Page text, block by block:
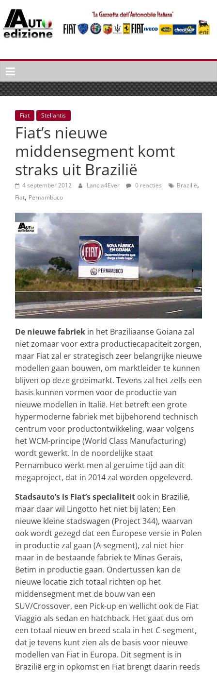
naar
inhoud
Auto
Edizione
La
Gazetta
dell'Automobile
Italiana
autonieuws
lifestyle
Fiat Stellantis
Fiat’s nieuwe
middensegment komt
straks uit Brazilië
4 september 2012 Lancia4Ever 0 reacties Brazilië,
Fiat, Pernambuco
De nieuwe fabriek in het Braziliaanse Goiana zal
niet zomaar voor extra productiecapaciteit zorgen,
maar Fiat zal er strategisch zeer belangrijke nieuwe
modellen gaan bouwen, om marktleider te kunnen
blijven op deze groeimarkt. Tevens zal het zelfs een
basis kunnen vormen voor de productie van
nieuwe modellen in Italië. Het betreft een grote
hypermoderne fabriek met bijbehorend technisch
centrum voor productontwikkeling, waar volgens
het WCM-principe (World Class Manufacturing)
wordt gewerkt. In de noordelijke staat
Pernambuco werkt men al geruime tijd aan dit
megaproject, dat in 2014 zal worden opgeleverd.
Stadsauto’s is Fiat’s specialiteit ook in Brazilië,
maar daar wil Lingotto het niet bij laten; Een
nieuwe kleine stadswagen (Project 344), waarvan
ook wordt gezegd dat een Europese versie in Polen
in productie zal gaan (A-segment), zal niet hier
maar in de bestaande fabriek te Minas Gerais,
Betim in productie gaan. Ondertussen kan de
nieuwe locatie zich totaal richten op het
middensegment met de bouw van een
SUV/Crossover, een Pick-up en wellicht ook de Fiat
Viaggio als sedan en hatchback. Het gaat dus om
een totaal nieuw en breed scala in het C-segment,
dat je tevens kunt zien als de basis voor nieuwe
modellen van Fiat in Europa. Dit segment is in
Brazilië erg in opkomst en Fiat brengt daarin reeds